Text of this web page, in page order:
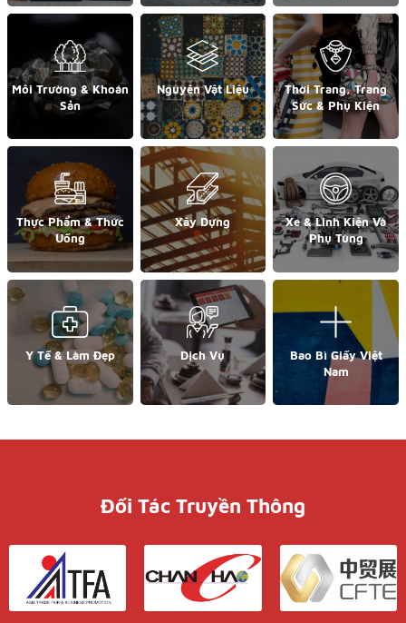
Môi Trường & Khoán
Sản
Nguyên Vật Liệu
Thời Trang, Trang
Sức & Phụ Kiện
Thực Phẩm & Thức
Uống
Xây Dựng
Xe & Linh Kiện Và
Phụ Tùng
Y Tế & Làm Đẹp Dịch Vụ
Bao Bì Giấy Việt
Nam
Đối Tác Truyền Thông